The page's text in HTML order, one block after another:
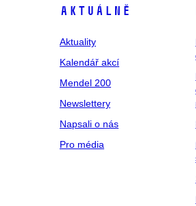
Aktuálně
Aktuality
Kalendář akcí
Mendel 200
Newslettery
Napsali o nás
Pro média